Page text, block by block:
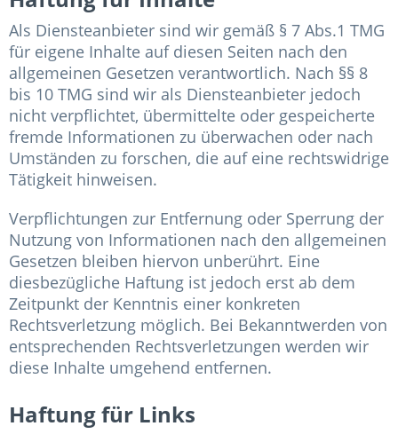
Als Diensteanbieter sind wir gemäß § 7 Abs.1 TMG
für eigene Inhalte auf diesen Seiten nach den
allgemeinen Gesetzen verantwortlich. Nach §§ 8
bis 10 TMG sind wir als Diensteanbieter jedoch
nicht verpflichtet, übermittelte oder gespeicherte
fremde Informationen zu überwachen oder nach
Umständen zu forschen, die auf eine rechtswidrige
Tätigkeit hinweisen.
Verpflichtungen zur Entfernung oder Sperrung der
Nutzung von Informationen nach den allgemeinen
Gesetzen bleiben hiervon unberührt. Eine
diesbezügliche Haftung ist jedoch erst ab dem
Zeitpunkt der Kenntnis einer konkreten
Rechtsverletzung möglich. Bei Bekanntwerden von
entsprechenden Rechtsverletzungen werden wir
diese Inhalte umgehend entfernen.
Haftung für Links